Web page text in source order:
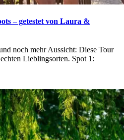
– getestet von Laura &
noch mehr Aussicht: Diese Tour
Lieblingsorten. Spot 1: